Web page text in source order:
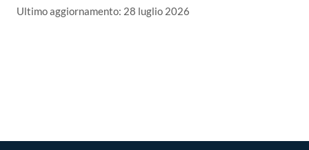
Ultimo aggiornamento: 28 luglio 2026